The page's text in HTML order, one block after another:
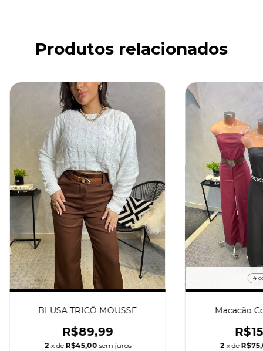
Produtos relacionados
BLUSA TRICÔ MOUSSE
R$89,99
2 x de R$45,00 sem juros
4
Macacão
2 x de